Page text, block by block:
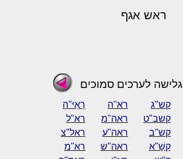
ראש אגף
גלישה לערכים סמוכים
קש"ג רא"ה
רְאִיּ"ה
קשב"ט ראה"מ
רא"ל
קש"ב ראה"ע
ראל"צ
קָשָׁ"א ראה"ש
רא"מ